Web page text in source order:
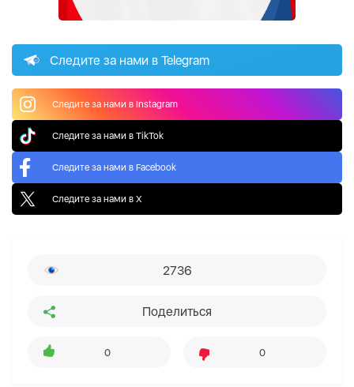
Следите за нами в Telegram
Следите за нами в Instagram
Следите за нами в TikTok
Следите за нами в Facebook
Следите за нами в X
2736
Поделиться
0 0